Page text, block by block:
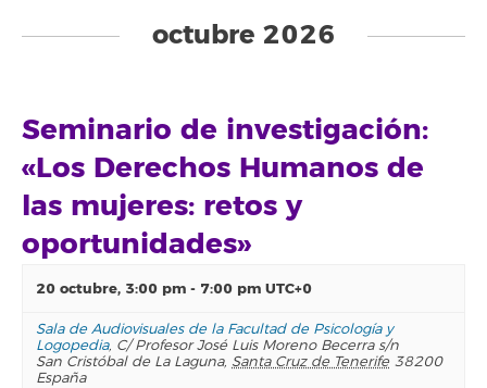
List
octubre 2026
Seminario de investigación:
«Los Derechos Humanos de
las mujeres: retos y
oportunidades»
20 octubre, 3:00 pm - 7:00 pm UTC+0
Sala de Audiovisuales de la Facultad de Psicología y
Logopedia, C/ Profesor José Luis Moreno Becerra s/n
San Cristóbal de La Laguna, Santa Cruz de Tenerife 38200
España